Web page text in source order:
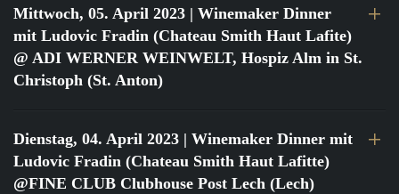
Mittwoch, 05. April 2023 | Winemaker Dinner
mit Ludovic Fradin (Chateau Smith Haut Lafite)
@ ADI WERNER WEINWELT, Hospiz Alm in St.
Christoph (St. Anton)
Dienstag, 04. April 2023 | Winemaker Dinner mit
Ludovic Fradin (Chateau Smith Haut Lafitte)
@FINE CLUB Clubhouse Post Lech (Lech)